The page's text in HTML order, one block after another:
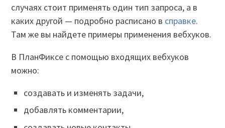
случаях стоит применять один тип запроса, а в
каких другой — подробно расписано в справке.
Там же вы найдете примеры применения вебхуков.
В ПланФиксе с помощью входящих вебхуков
можно:
создавать и изменять задачи,
добавлять комментарии,